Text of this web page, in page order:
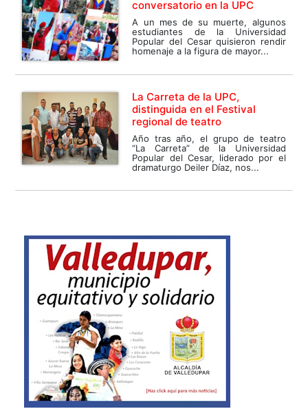
conversatorio en la UPC
A un mes de su muerte, algunos
estudiantes de la Universidad
Popular del Cesar quisieron rendir
homenaje a la figura de mayor...
La Carreta de la UPC,
distinguida en el Festival
regional de teatro
Año tras año, el grupo de teatro
“La Carreta” de la Universidad
Popular del Cesar, liderado por el
dramaturgo Deiler Díaz, nos...